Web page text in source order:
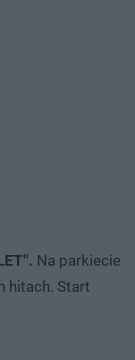
Na parkiecie
hitach. Start